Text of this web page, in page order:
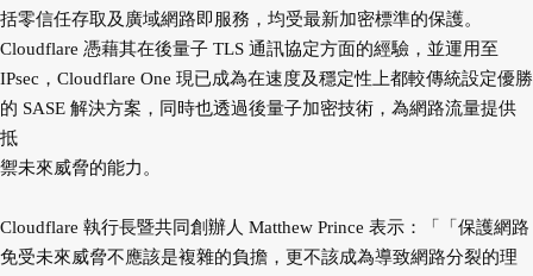
括零信任存取及廣域網路即服務，均受最新加密標準的保護。
Cloudflare 憑藉其在後量子 TLS 通訊協定方面的經驗，並運用至
IPsec，Cloudflare One 現已成為在速度及穩定性上都較傳統設定優勝
的 SASE 解決方案，同時也透過後量子加密技術，為網路流量提供
抵
禦未來威脅的能力。
Cloudflare 執行長暨共同創辦人 Matthew Prince 表示：「「保護網路
免受未來威脅不應該是複雜的負擔，更不該成為導致網路分裂的理